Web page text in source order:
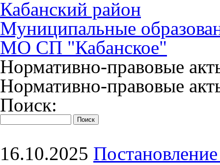
Кабанский район
Муниципальные
МО СП "Кабанское"
Нормативно-правовые
Нормативно-правовые
Поиск:
16.10.2025